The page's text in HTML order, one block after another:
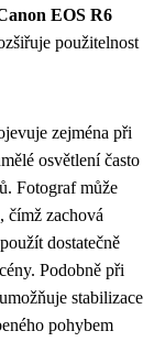
EOS R6
použitelnost
zejména při
osvětlení často
Fotograf může
čímž zachová
dostatečně
Podobně při
stabilizace
pohybem